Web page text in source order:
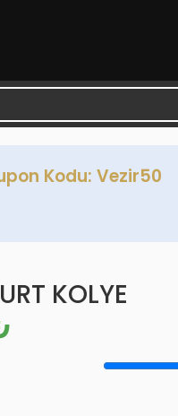
Kodu: Vezir50
KOLYE